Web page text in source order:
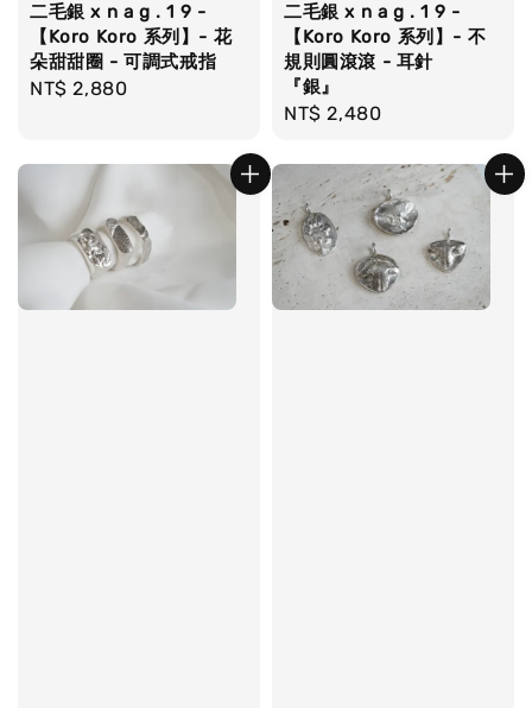
二毛銀 x n a g . 1 9 -
【Koro Koro 系列】- 花
朵甜甜圈 - 可調式戒指
Regular
NT$ 2,880
二毛銀 x n a g . 1 9 -
【Koro Koro 系列】- 不
規則圓滾滾 - 耳針
『銀』
Regular
NT$ 2,480